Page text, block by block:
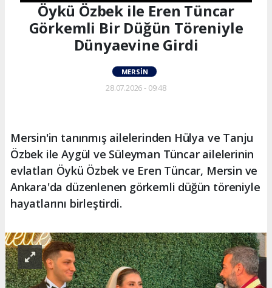
Öykü Özbek ile Eren Tüncar
Görkemli Bir Düğün Töreniyle
Dünyaevine Girdi
MERSIN
28.07.2026 - 09:48
Mersin'in tanınmış ailelerinden Hülya ve Tanju
Özbek ile Aygül ve Süleyman Tüncar ailelerinin
evlatları Öykü Özbek ve Eren Tüncar, Mersin ve
Ankara'da düzenlenen görkemli düğün töreniyle
hayatlarını birleştirdi.